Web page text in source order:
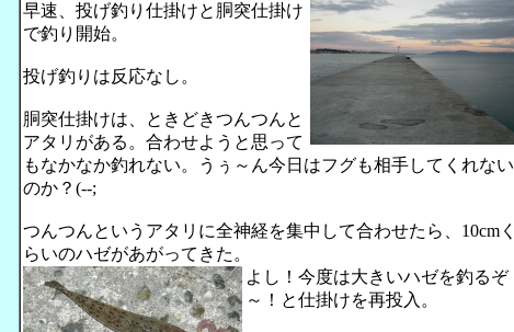
早速、投げ釣り仕掛けと胴突仕掛け
で釣り開始。
投げ釣りは反応なし。
胴突仕掛けは、ときどきつんつんと
アタリがある。合わせようと思って
もなかなか釣れない。うぅ～ん今日はフグも相手してくれない
のか？(--;
つんつんというアタリに全神経を集中して合わせたら、10cmく
らいのハゼがあがってきた。
よし！今度は大きいハゼを釣るぞ
～！と仕掛けを再投入。